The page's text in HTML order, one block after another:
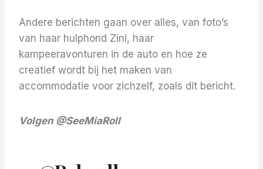
Andere berichten gaan over alles, van foto’s
van haar hulphond Zini, haar
kampeeravonturen in de auto en hoe ze
creatief wordt bij het maken van
accommodatie voor zichzelf, zoals dit bericht.
Volgen @SeeMiaRoll